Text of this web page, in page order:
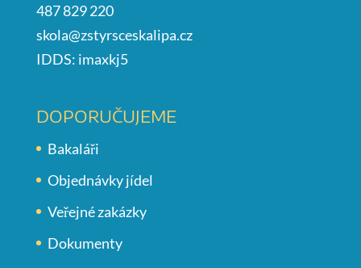
487 829 220
skola@zstyrsceskalipa.cz
IDDS: imaxkj5
DOPORUČUJEME
Bakaláři
Objednávky jídel
Veřejné zakázky
Dokumenty